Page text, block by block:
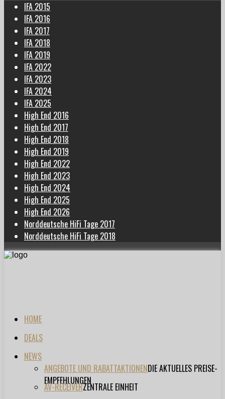
IFA 2015
IFA 2016
IFA 2017
IFA 2018
IFA 2019
IFA 2022
IFA 2023
IFA 2024
IFA 2025
High End 2016
High End 2017
High End 2018
High End 2019
High End 2022
High End 2023
High End 2024
High End 2025
High End 2026
Norddeutsche HiFi Tage 2017
Norddeutsche HiFi Tage 2018
HOME
DEALS
NEWS
ANGEBOTE UND RABATTAKTIONENDIE AKTUELLES PREISE-
EMPFEHLUNGEN
AV-RECEIVERZENTRALE EINHEIT